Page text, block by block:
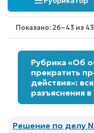
остановить сам процесс
Показано: 26–43 из
Рубрика «Об
прекратить
действия»:
разъяснения
Решение по делу